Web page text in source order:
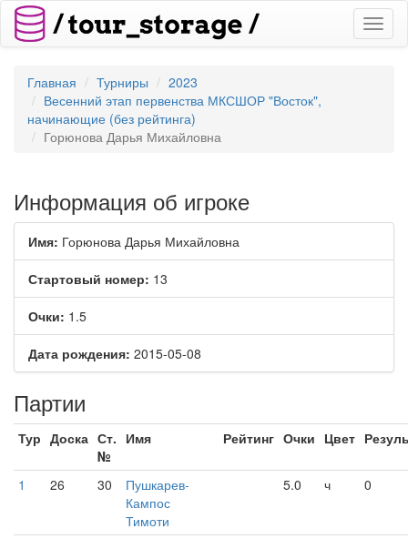
Главная Турниры
2023
Весенний этап первенства МКСШОР "Восток",
начинающие (без рейтинга)
Горюнова Дарья Михайловна
Информация об игроке
Имя: Горюнова Дарья Михайловна
Стартовый номер: 13
Очки: 1.5
Дата рождения: 2015-05-08
Партии
Тур Доска Ст.
№
Имя Рейтинг Очки Цвет
1 26 30
Пушкарев-
Кампос
Тимоти
5.0 ч 0